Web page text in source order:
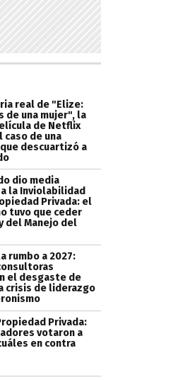
real de "Elize:
de una mujer", la
de Netflix
caso de una
descuartizó a
dio media
la Inviolabilidad
Privada: el
tuvo que ceder
del Manejo del
rumbo a 2027:
el desgaste de
crisis de liderazgo
Privada:
votaron a
en contra